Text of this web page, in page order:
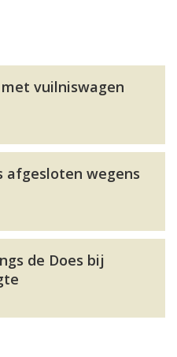
vuilniswagen
afgesloten wegens
de Does bij